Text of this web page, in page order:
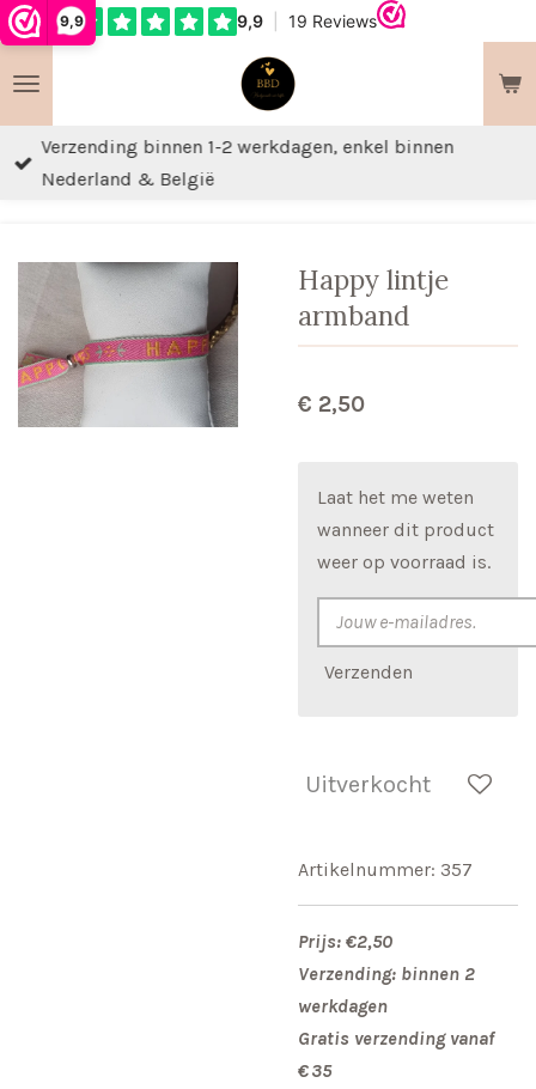
9,9
Ga
naar
de
hoofdinhoud
Verzending binnen 1-2 werkdagen, enkel binnen
Nederland & België
Happy lintje
armband
€ 2,50
Laat het me weten
wanneer dit product
weer op voorraad is.
Verzenden
Uitverkocht
Artikelnummer: 357
Prijs: €2,50
Verzending: binnen 2
werkdagen
Gratis verzending vanaf
€ 35